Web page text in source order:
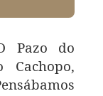
Pazo do